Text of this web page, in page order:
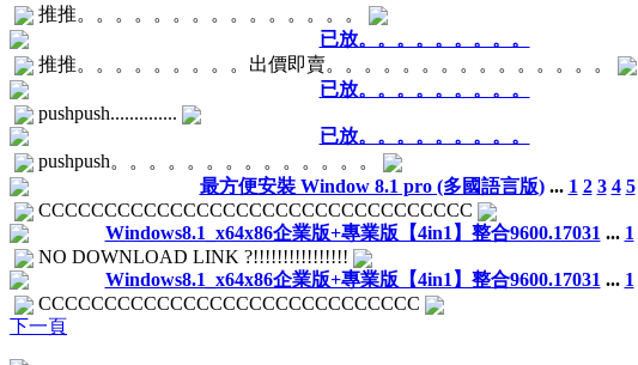
推推。。。。。。。。。。。。。。。
已放。。。。。。。。。
推推。。。。。。。。。出價即賣。。。。。。。。。。。。。。。
已放。。。。。。。。。
pushpush..............
已放。。。。。。。。。
pushpush。。。。。。。。。。。。。。
最方便安裝 Window 8.1 pro (多國語言版) ... 1 2 3 4 5
CCCCCCCCCCCCCCCCCCCCCCCCCCCCCCCCC
Windows8.1_x64x86企業版+專業版【4in1】整合9600.17031 ... 1
NO DOWNLOAD LINK ?!!!!!!!!!!!!!!!!
Windows8.1_x64x86企業版+專業版【4in1】整合9600.17031 ... 1
CCCCCCCCCCCCCCCCCCCCCCCCCCCCC
下一頁